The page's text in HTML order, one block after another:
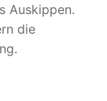
Auskippen.
die